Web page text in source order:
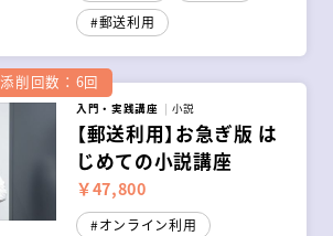
郵送利用
添削回数：6回
入門・実践講座 小説
【郵送利用】お急ぎ版 は
じめての小説講座
￥47,800
オンライン利用